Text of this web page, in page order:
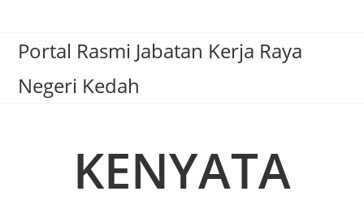
Portal Rasmi Jabatan Kerja Raya
Negeri Kedah
KENYATA